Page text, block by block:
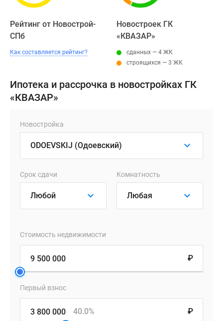
Рейтинг от Новострой-
СПб
Как составляется рейтинг?
Новостроек ГК
«КВАЗАР»
сданных — 4 ЖК
строящихся — 3 ЖК
Ипотека и рассрочка в новостройках ГК
«КВАЗАР»
Новостройка
Срок сдачи Комнатность
Стоимость недвижимости
₽
Первый взнос
₽
40.0%